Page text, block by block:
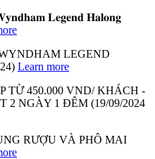
𝐋𝐞𝐠𝐞𝐧𝐝 𝐇𝐚𝐥𝐨𝐧𝐠
LEGEND
Learn more
TỪ 450.000 VND/ KHÁCH -
2 NGÀY 1 ĐÊM (19/09/2024
RƯỢU VÀ PHÔ MAI